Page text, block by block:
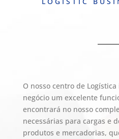
O nosso centro de
negócio um excelente
encontrará no nosso
necessárias para cargas e
produtos e mercadorias,